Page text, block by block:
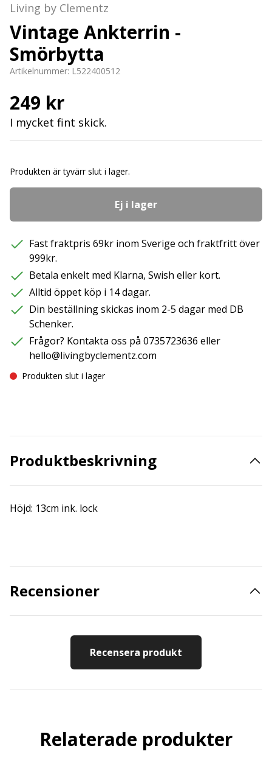
Living by Clementz
Vintage Ankterrin -
Smörbytta
Artikelnummer: L522400512
249 kr
I mycket fint skick.
Produkten är tyvärr slut i lager.
Ej i lager
Fast fraktpris 69kr inom Sverige och fraktfritt över
999kr.
Betala enkelt med Klarna, Swish eller kort.
Alltid öppet köp i 14 dagar.
Din beställning skickas inom 2-5 dagar med DB
Schenker.
Frågor? Kontakta oss på 0735723636 eller
hello@livingbyclementz.com
Produkten slut i lager
Produktbeskrivning
Höjd: 13cm ink. lock
Recensioner
Recensera produkt
Relaterade produkter